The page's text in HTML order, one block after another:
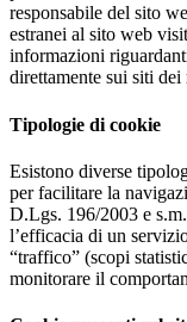
responsabile del sito
estranei al sito web
informazioni
direttamente sui siti
Tipologie di cookie
Esistono diverse
per facilitare la
D.Lgs. 196/2003 e
l’efficacia di un
“traffico” (scopi
monitorare il